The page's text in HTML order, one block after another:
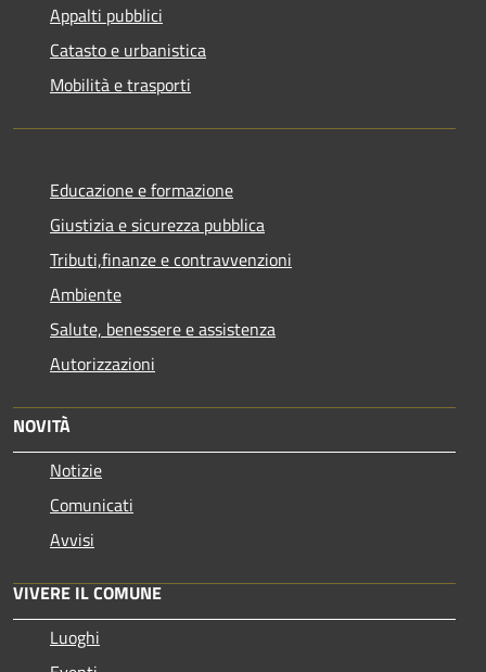
Appalti pubblici
Catasto e urbanistica
Mobilità e trasporti
Educazione e formazione
Giustizia e sicurezza pubblica
Tributi,finanze e contravvenzioni
Ambiente
Salute, benessere e assistenza
Autorizzazioni
NOVITÀ
Notizie
Comunicati
Avvisi
VIVERE IL COMUNE
Luoghi